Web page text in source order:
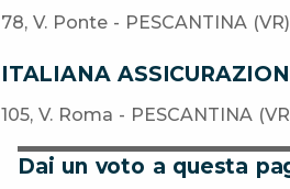
78, V. Ponte - PESCANTINA
ITALIANA
105, V. Roma - PESCANTINA
Dai un voto a questa